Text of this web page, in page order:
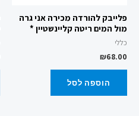
פלייבק להורדה מכירה אני גרה
מול המים ריטה קליינשטיין *
כללי
₪68.00
הוספה לסל